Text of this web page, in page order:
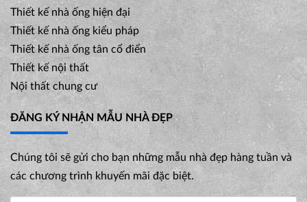
Thiết kế nhà ống hiện đại
Thiết kế nhà ống kiểu pháp
Thiết kế nhà ống tân cổ điển
Thiết kế nội thất
Nội thất chung cư
ĐĂNG KÝ NHẬN MẪU NHÀ ĐẸP
Chúng tôi sẽ gửi cho bạn những mẫu nhà đẹp hàng tuần và
các chương trình khuyến mãi đặc biệt.